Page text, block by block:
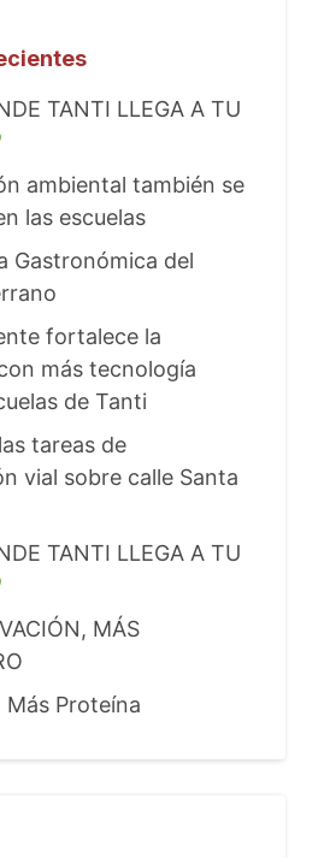
TANTI LLEGA A TU
ambiental también se
las escuelas
Gastronómica del
fortalece la
más tecnología
de Tanti
tareas de
vial sobre calle Santa
TANTI LLEGA A TU
MÁS
Más Proteína